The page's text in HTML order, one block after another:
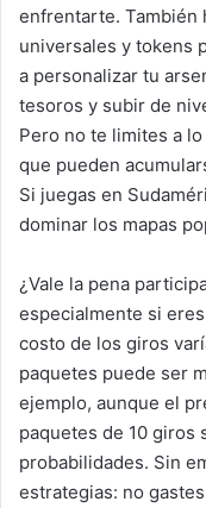
enfrentarte. También
universales y tokens
a personalizar tu
tesoros y subir de
Pero no te limites a
que pueden
Si juegas en
dominar los mapas
¿Vale la pena
especialmente si
costo de los giros
paquetes puede ser
ejemplo, aunque el
paquetes de 10 giros
probabilidades. Sin
estrategias: no